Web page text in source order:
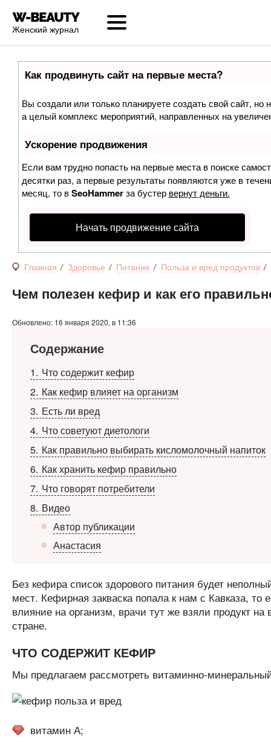
Женский журнал
Как продвинуть сайт на первые места?
Вы создали или только планируете создать свой сайт, но
а целый комплекс мероприятий, направленных на
Ускорение продвижения
Если вам трудно попасть на первые места в поиске
десятки раз, а первые результаты появляются уже в
месяц, то вSeoHammerза бустер вернут деньги.
Начать продвижение сайта
Главная Здоровье Питание Польза и вред продуктов
Чем полезен кефир и как его
Обновлено: 16 января 2020, в 11:36
Содержание
1
Что содержит кефир
2 Как кефир влияет на организм
3 Есть ли вред
4 Что советуют диетологи
5 Как правильно выбирать кисломолочный напиток
6 Как хранить кефир правильно
7 Что говорят потребители
8 Видео
Автор публикации
Анастасия
Без кефира список здорового питания будет
мест. Кефирная закваска попала к нам с Кавказа, то
влияние на организм, врачи тут же взяли продукт
стране.
ЧТО СОДЕРЖИТ КЕФИР
Мы предлагаем рассмотреть витаминно-
витамин А;